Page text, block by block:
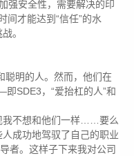
强安全性，需要解决的印
间才能达到“信任”的水
。
聪明的人。然而，他们在
SDE3，“爱抬杠的人”和
我不想和他们一样……要么
成功地驾驭了自己的职业
者。这样子下来我对公司